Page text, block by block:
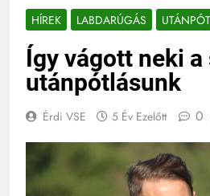
HÍREK LABDARÚGÁS
Így vágott neki
utánpótlásunk
Érdi VSE 5 Év Ezelőtt 0